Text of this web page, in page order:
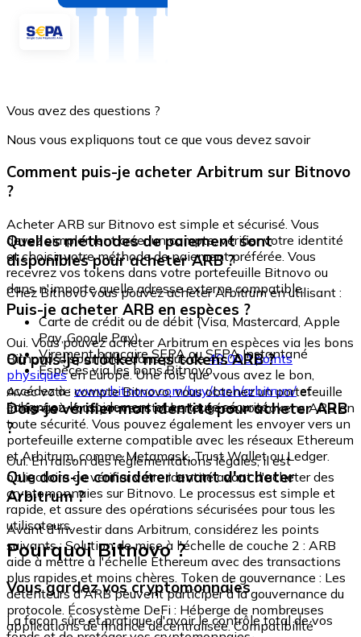
Vous avez des questions ?
Nous vous expliquons tout ce que vous devez savoir
Comment puis-je acheter Arbitrum sur Bitnovo
?
Acheter ARB sur Bitnovo est simple et sécurisé. Vous
devez simplement créer un compte, vérifier votre identité
et choisir votre méthode de paiement préférée. Vous
recevrez vos tokens dans votre portefeuille Bitnovo ou
dans n'importe quelle adresse externe compatible.
Quelles méthodes de paiement sont
disponibles pour acheter ARB ?
Chez Bitnovo vous pouvez acheter Arbitrum en utilisant :
Carte de crédit ou de débit (Visa, Mastercard, Apple
Pay, Google Pay)
Virement bancaire SEPA ou SEPA Instantané
Espèces via les bons Bitnovo
Puis-je acheter ARB en espèces ?
Oui. Vous pouvez acheter Arbitrum en espèces via les bons
Bitnovo, disponibles dans plus de40 000 points
physiquesen Europe. Une fois que vous avez le bon,
accédez à : www.bitnovo.com/buy/cash/arbitrum/et
échangez-le rapidement et en toute sécurité.
Où puis-je stocker mes tokens ARB ?
Avec votre compte Bitnovo, vous obtenez un portefeuille
intégré où vous pouvez stocker et gérer vos tokens ARB en
toute sécurité. Vous pouvez également les envoyer vers un
portefeuille externe compatible avec les réseaux Ethereum
et Arbitrum, comme Metamask, Trust Wallet ou Ledger.
Dois-je vérifier mon identité pour acheter ARB
?
Oui. En raison des réglementations légales, il est
obligatoire de vérifier votre identité avant d'acheter des
cryptomonnaies sur Bitnovo. Le processus est simple et
rapide, et assure des opérations sécurisées pour tous les
utilisateurs.
Que dois-je considérer avant d'acheter
Arbitrum ?
Avant d'investir dans Arbitrum, considérez les points
suivants : Solution de mise à l'échelle de couche 2 : ARB
aide à mettre à l'échelle Ethereum avec des transactions
plus rapides et moins chères. Token de gouvernance : Les
détenteurs d'ARB peuvent participer à la gouvernance du
protocole. Écosystème DeFi : Héberge de nombreuses
applications de finance décentralisée. Compatibilité
Pourquoi Bitnovo ?
Vous gardez vos cryptomonnaies
La façon sûre et pratique d'avoir le contrôle total de vos